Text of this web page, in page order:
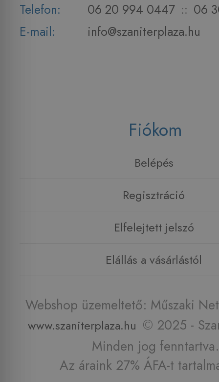
Telefon:
06 20 994 0447 :: 06
E-mail:
info@szaniterplaza.hu
Fiókom
Belépés
Regisztráció
Elfelejtett jelszó
Elállás a vásárlástól
Webshop üzemeltető: Műszaki
www.szaniterplaza.hu © 2025 -
Minden jog fenntartva.
Az áraink 27% ÁFA-t